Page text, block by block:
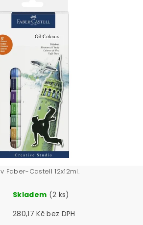
Castell 12x12ml.
Skladem (2 ks)
280,17 Kč bez DPH